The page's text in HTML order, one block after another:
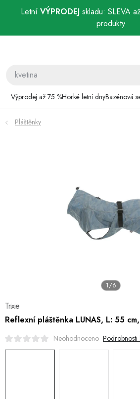
Letní VÝPRODEJskladu: SLEVA až
produkty
Výprodej až 75 %Horké letní dnyBazénová
Bazénová sezóna
Zahrada
Chovatelské potřeby
Akční ceny
Půjčovna Kontaktuje nás Obchodní
Pláštěnky
Trixie
Reflexní pláštěnka LUNAS, L: 55
Neohodnoceno
1/6